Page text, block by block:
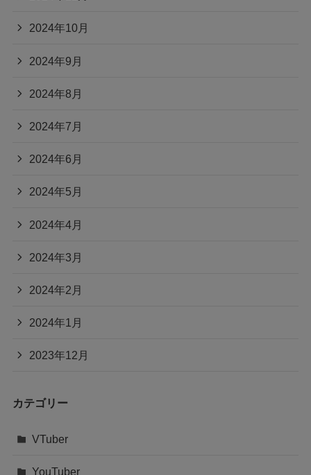
2024年10月
2024年9月
2024年8月
2024年7月
2024年6月
2024年5月
2024年4月
2024年3月
2024年2月
2024年1月
2023年12月
カテゴリー
VTuber
YouTuber